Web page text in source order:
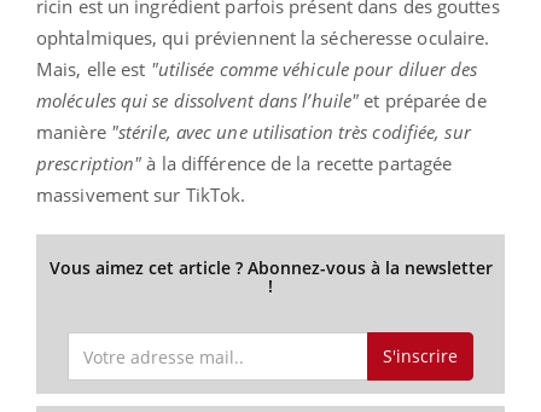
ricin est un ingrédient parfois présent dans des gouttes
ophtalmiques, qui préviennent la sécheresse oculaire.
Mais, elle est "utilisée comme véhicule pour diluer des
molécules qui se dissolvent dans l’huile" et préparée de
manière "stérile, avec une utilisation très codifiée, sur
prescription" à la différence de la recette partagée
massivement sur TikTok.
Vous aimez cet article ? Abonnez-vous à la newsletter
!
S'inscrire